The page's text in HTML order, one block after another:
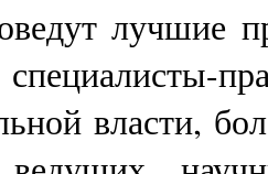
лучшие
власти,